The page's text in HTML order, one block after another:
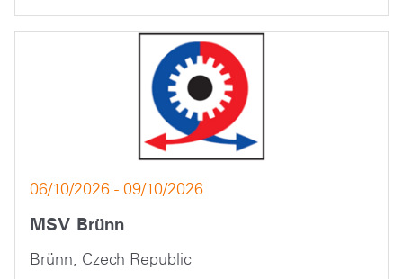
MSV Brünn
06/10/2026 - 09/10/2026
Brünn, Czech Republic